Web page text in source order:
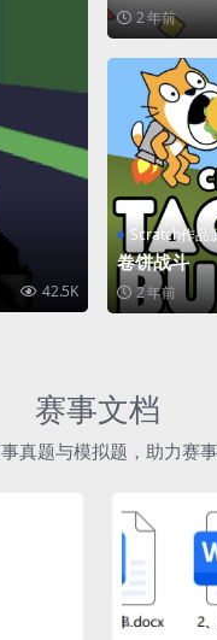
42.5K
2 年前
Scratch作品
卷饼战斗
2 年前
赛事文档
真题与模拟题，助力赛